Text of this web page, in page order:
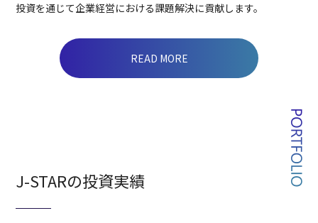
投資を通じて企業経営における課題解決に貢献します。
READ MORE
J-STARの投資実績